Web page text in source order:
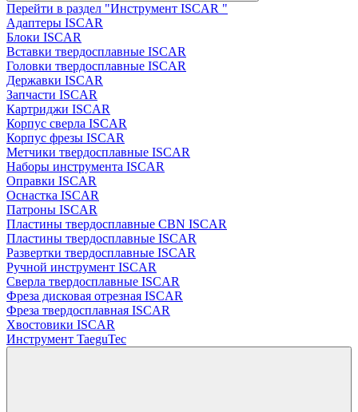
Перейти в раздел "Инструмент ISCAR "
Адаптеры ISCAR
Блоки ISCAR
Вставки твердосплавные ISCAR
Головки твердосплавные ISCAR
Державки ISCAR
Запчасти ISCAR
Картриджи ISCAR
Корпус сверла ISCAR
Корпус фрезы ISCAR
Метчики твердосплавные ISCAR
Наборы инструмента ISCAR
Оправки ISCAR
Оснастка ISCAR
Патроны ISCAR
Пластины твердосплавные CBN ISCAR
Пластины твердосплавные ISCAR
Развертки твердосплавные ISCAR
Ручной инструмент ISCAR
Сверла твердосплавные ISCAR
Фреза дисковая отрезная ISCAR
Фреза твердосплавная ISCAR
Хвостовики ISCAR
Инструмент TaeguTec